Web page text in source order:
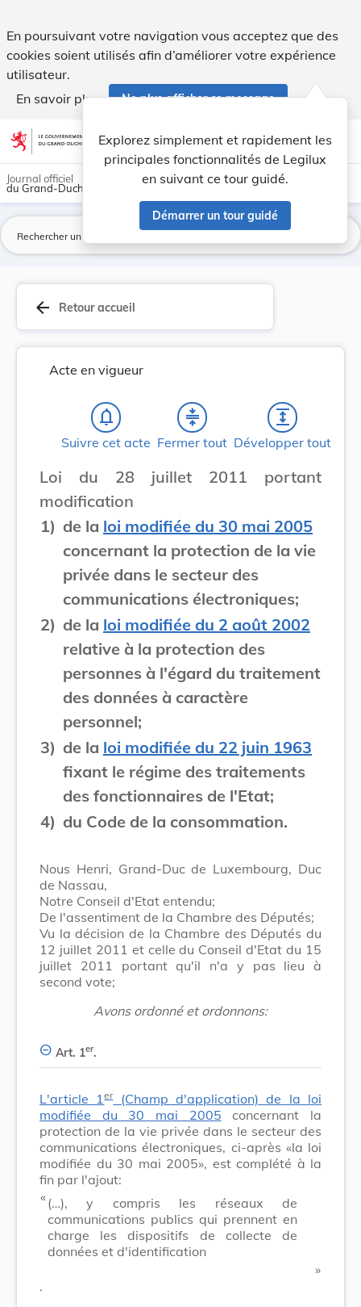
En poursuivant votre navigation vous acceptez que des
cookies soient utilisés afin d’améliorer votre expérience
utilisateur.
En savoir plus
Ne plus afficher ce message
Aller au contenu account_circle help Aide
Explorez simplement et rapidement les
principales fonctionnalités de Legilux
en suivant ce tour guidé.
Démarrer un tour guidé
light_mode dark_mode
Journal officiel
du Grand-Duché de Luxembourg
arrow_back Retour accueil
Acte en vigueur
notifications_none
Suivre cet acte
compress
Fermer tout
expand
Développer tout
Loi du 28 juillet 2011 portant
modification
1) de la loi modifiée du 30 mai 2005
concernant la protection de la vie
privée dans le secteur des
communications électroniques;
2) de la loi modifiée du 2 août 2002
relative à la protection des
personnes à l'égard du traitement
des données à caractère
personnel;
3) de la loi modifiée du 22 juin 1963
fixant le régime des traitements
des fonctionnaires de l'Etat;
4) du Code de la consommation.
Nous Henri, Grand-Duc de Luxembourg, Duc
de Nassau,
Notre Conseil d'Etat entendu;
De l'assentiment de la Chambre des Députés;
Vu la décision de la Chambre des Députés du
12 juillet 2011 et celle du Conseil d'Etat du 15
juillet 2011 portant qu'il n'a y pas lieu à
second vote;
Avons ordonné et ordonnons:
Art. 1er.
L'article 1er(Champ d'application) de la loi
modifiée du 30 mai 2005 concernant la
protection de la vie privée dans le secteur des
communications électroniques, ci-après «la loi
modifiée du 30 mai 2005», est complété à la
fin par l'ajout:
​ «(…), y compris les réseaux de
communications publics qui prennent en
charge les dispositifs de collecte de
données et d'identification
​ »
.